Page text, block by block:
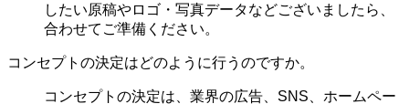
したい原稿やロゴ・写真データなどございましたら、
合わせてご準備ください。
コンセプトの決定はどのように行うのですか。
コンセプトの決定は、業界の広告、SNS、ホームペー